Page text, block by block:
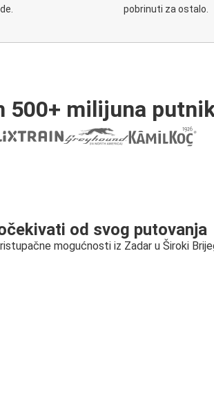
pobrinuti za ostalo.
500+ milijuna
od svog putovanja
mogućnosti iz Zadar u Široki